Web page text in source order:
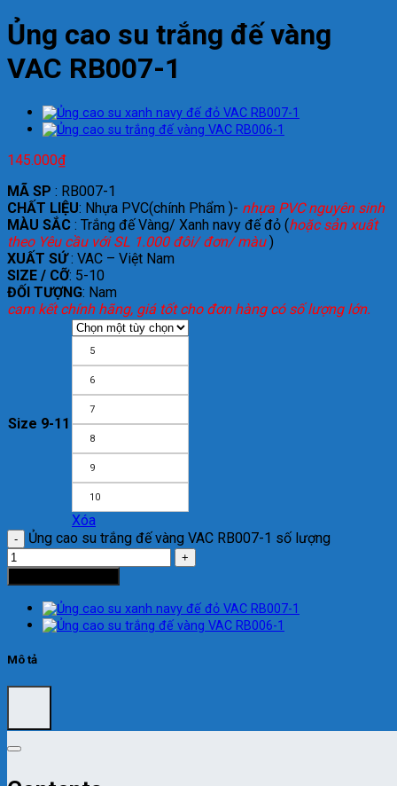
Ủng cao su trắng đế vàng
VAC RB007-1
145.000₫
MÃ SP : RB007-1
CHẤT LIỆU: Nhựa PVC(chính Phẩm )- nhựa PVC nguyên sinh
MÀU SẮC : Trắng đế Vàng/ Xanh navy đế đỏ (hoặc sản xuất
theo Yêu cầu với SL 1.000 đôi/ đơn/ màu )
XUẤT SỨ: VAC – Việt Nam
SIZE / CỠ: 5-10
ĐỐI TƯỢNG: Nam
cam kết chính hãng, giá tốt cho đơn hàng có số lượng lớn.
Size 9-11
5
6
7
8
9
10
Xóa
Ủng cao su trắng đế vàng VAC RB007-1 số lượng
Mô tả